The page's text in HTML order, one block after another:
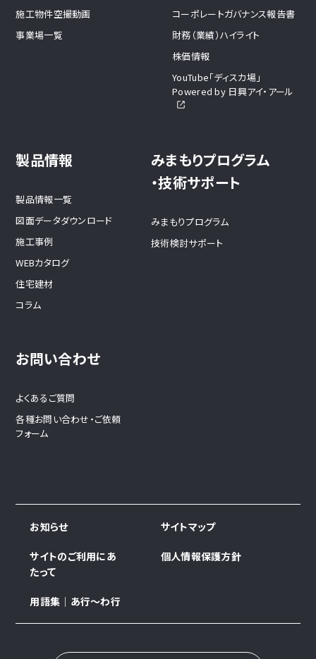
施工物件空撮動画
事業場一覧
コーポレートガバナンス報告書
財務（業績）ハイライト
株価情報
YouTube「ディスカ場」
Powered by 日興アイ・アール
製品情報
製品情報一覧
図面データダウンロード
施工事例
WEBカタログ
住宅建材
コラム
みまもりプログラム
・技術サポート
みまもりプログラム
技術検討サポート
お問い合わせ
よくあるご質問
各種お問い合わせ・ご依頼
フォーム
お知らせ サイトマップ
サイトのご利用にあ
たって
個人情報保護方針
用語集｜あ行～わ行